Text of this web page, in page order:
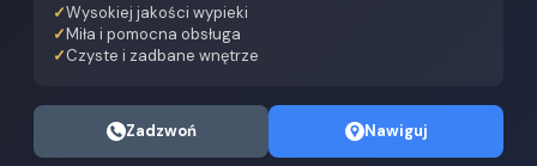
Wysokiej jakości wypieki
Miła i pomocna obsługa
Czyste i zadbane wnętrze
Zadzwoń Nawiguj